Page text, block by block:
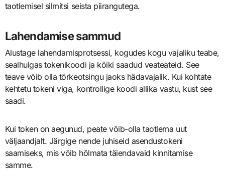
taotlemisel silmitsi seista piirangutega.
Lahendamise sammud
Alustage lahendamisprotsessi, kogudes kogu vajaliku teabe,
sealhulgas tokenikoodi ja kõiki saadud veateateid. See
teave võib olla tõrkeotsingu jaoks hädavajalik. Kui kohtate
kehtetu tokeni viga, kontrollige koodi allika vastu, kust see
saadi.
Kui token on aegunud, peate võib-olla taotlema uut
väljaandjalt. Järgige nende juhiseid asendustokeni
saamiseks, mis võib hõlmata täiendavaid kinnitamise
samme.